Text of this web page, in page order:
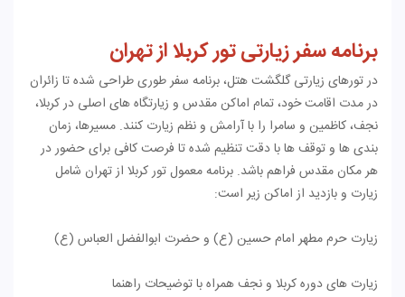
برنامه سفر زیارتی تور کربلا از تهران
در تورهای زیارتی گلگشت هتل، برنامه سفر طوری طراحی شده تا زائران
در مدت اقامت خود، تمام اماکن مقدس و زیارتگاه های اصلی در کربلا،
نجف، کاظمین و سامرا را با آرامش و نظم زیارت کنند. مسیرها، زمان
بندی ها و توقف ها با دقت تنظیم شده تا فرصت کافی برای حضور در
هر مکان مقدس فراهم باشد. برنامه معمول تور کربلا از تهران شامل
زیارت و بازدید از اماکن زیر است:
زیارت حرم مطهر امام حسین (ع) و حضرت ابوالفضل العباس (ع)
زیارت های دوره کربلا و نجف همراه با توضیحات راهنما